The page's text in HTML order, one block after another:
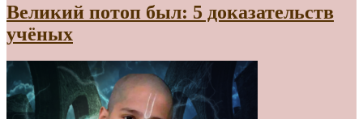
Великий потоп был: 5 доказательств
учёных